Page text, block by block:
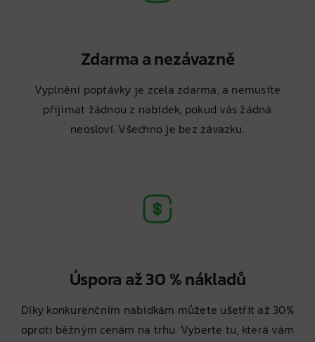
Zdarma a nezávazně
Vyplnění poptávky je zcela zdarma, a nemusíte
přijímat žádnou z nabídek, pokud vás žádná
neosloví. Všechno je bez závazku.
Úspora až 30 % nákladů
Díky konkurenčním nabídkám můžete ušetřit až 30%
oproti běžným cenám na trhu. Vyberte tu, která vám